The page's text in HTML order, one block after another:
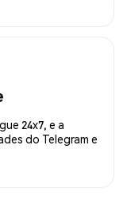
24x7, e a
do Telegram e